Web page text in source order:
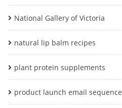
National Gallery of Victoria
natural lip balm recipes
plant protein supplements
product launch email sequence